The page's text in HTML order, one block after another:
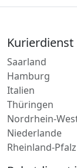
Saarland
Hamburg
Italien
Thüringen
Nordrhein-
Niederlande
Rheinland-Pfalz
Paketdienst in